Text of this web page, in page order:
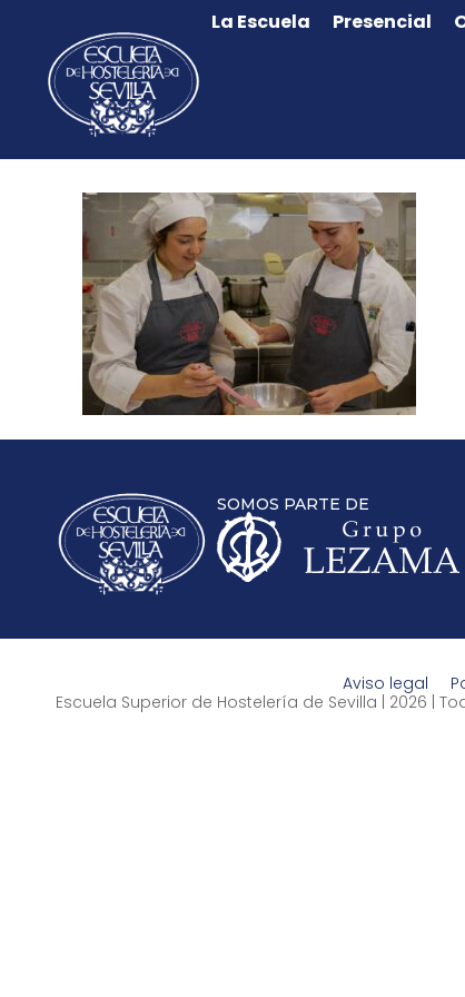
La Escuela Presencial
SOMOS PARTE DE
Aviso legal
Escuela Superior de Hostelería de Sevilla | 2026 |